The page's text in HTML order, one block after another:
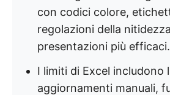
con codici colore,
regolazioni della
presentazioni più efficaci.
I limiti di Excel includono
aggiornamenti manuali,